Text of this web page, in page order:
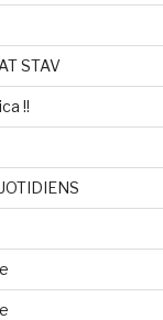
STAV
!!